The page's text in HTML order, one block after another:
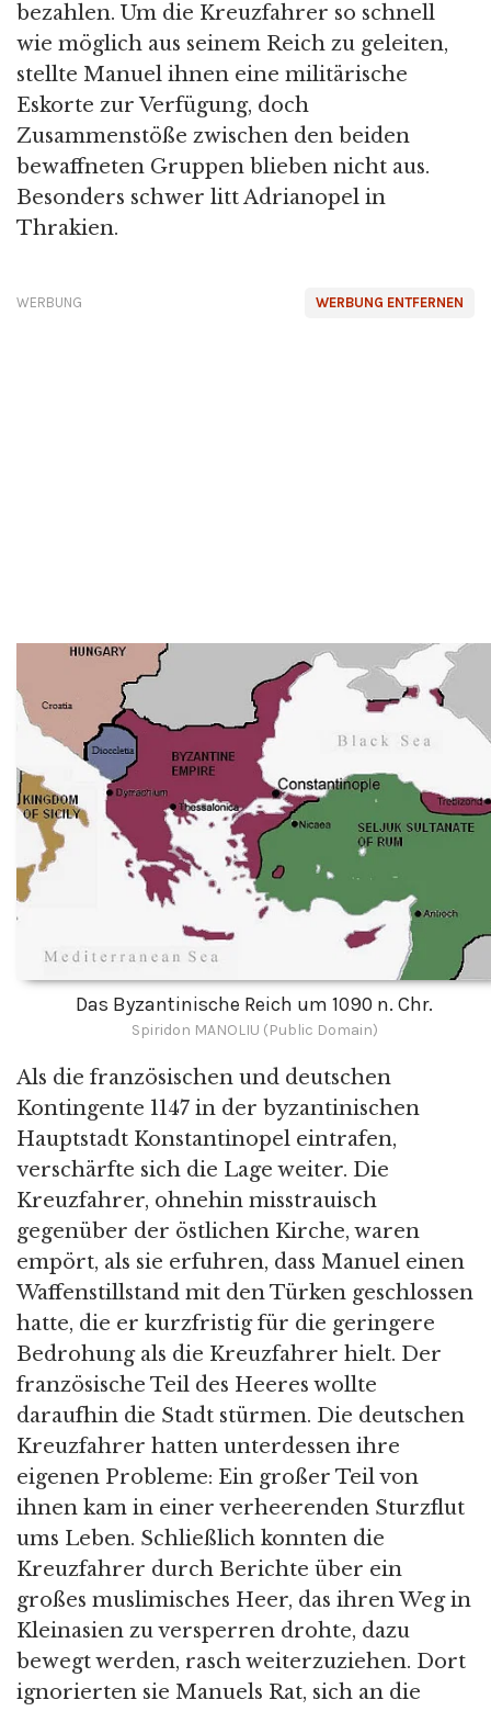
bezahlen. Um die Kreuzfahrer so schnell
wie möglich aus seinem Reich zu geleiten,
stellte Manuel ihnen eine militärische
Eskorte zur Verfügung, doch
Zusammenstöße zwischen den beiden
bewaffneten Gruppen blieben nicht aus.
Besonders schwer litt Adrianopel in
Thrakien.
WERBUNG ENTFERNEN
WERBUNG
Das Byzantinische Reich um 1090 n. Chr.
Spiridon MANOLIU (Public Domain)
Als die französischen und deutschen
Kontingente 1147 in der byzantinischen
Hauptstadt Konstantinopel eintrafen,
verschärfte sich die Lage weiter. Die
Kreuzfahrer, ohnehin misstrauisch
gegenüber der östlichen Kirche, waren
empört, als sie erfuhren, dass Manuel einen
Waffenstillstand mit den Türken geschlossen
hatte, die er kurzfristig für die geringere
Bedrohung als die Kreuzfahrer hielt. Der
französische Teil des Heeres wollte
daraufhin die Stadt stürmen. Die deutschen
Kreuzfahrer hatten unterdessen ihre
eigenen Probleme: Ein großer Teil von
ihnen kam in einer verheerenden Sturzflut
ums Leben. Schließlich konnten die
Kreuzfahrer durch Berichte über ein
großes muslimisches Heer, das ihren Weg in
Kleinasien zu versperren drohte, dazu
bewegt werden, rasch weiterzuziehen. Dort
ignorierten sie Manuels Rat, sich an die